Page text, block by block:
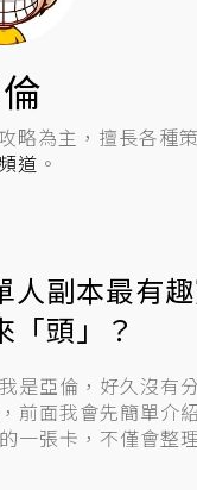
略為主，擅長各種
道 。
人副本最有
「頭」？
是亞倫，好久沒有
前面我會先簡單介
一張卡，不僅會整